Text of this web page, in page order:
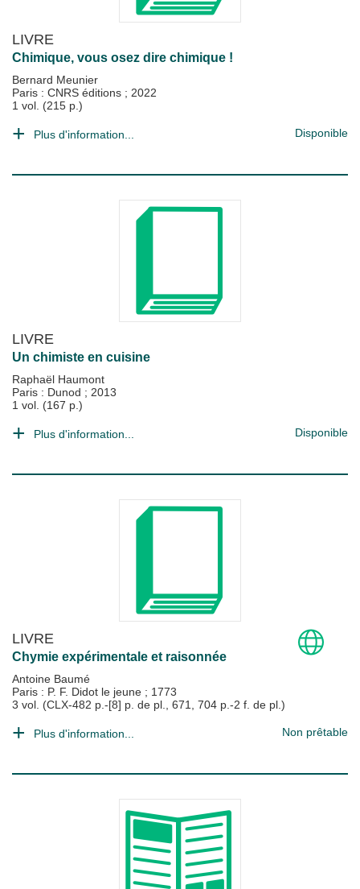
LIVRE
Chimique, vous osez dire chimique !
Bernard Meunier
Paris : CNRS éditions ; 2022
1 vol. (215 p.)
Plus d'information... Disponible
LIVRE
Un chimiste en cuisine
Raphaël Haumont
Paris : Dunod ; 2013
1 vol. (167 p.)
Plus d'information... Disponible
LIVRE
Chymie expérimentale et raisonnée
Antoine Baumé
Paris : P. F. Didot le jeune ; 1773
3 vol. (CLX-482 p.-[8] p. de pl., 671, 704 p.-2 f. de pl.)
Plus d'information... Non prêtable